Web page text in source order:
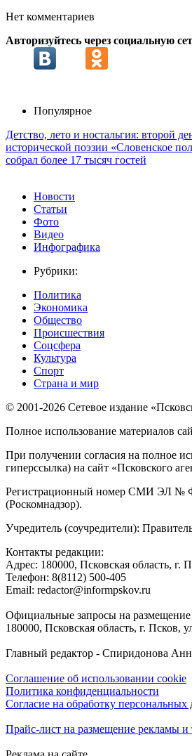
Нет комментариев
Авторизуйтесь через социальную
Популярное
Детство, лето и ностальгия: второй
исторической поэзии «Словенское
собрал более 17 тысяч гостей
Новости
Статьи
Фото
Видео
Инфографика
Рубрики:
Политика
Экономика
Общество
Происшествия
Соцсфера
Культура
Спорт
Страна и мир
© 2001-2026 Сетевое издание
Полное использование материалов
При получении согласия на полное
гиперссылка) на сайт «Псковского
Регистрационный номер СМИ ЭЛ №
(Роскомнадзор).
Учредитель (соучредители):
Контакты редакции:
Адреc: 180000, Псковская область, г.
Телефон: 8(8112) 500-405
Email: redactor@informpskov.ru
Официальные запросы на размещение
180000, Псковская область, г. Псков,
Главный редактор - Спиридонова
Соглашение об использовании cookie
Политика конфиденциальности
Согласие на обработку
Прайс-лист на размещение рекламы и